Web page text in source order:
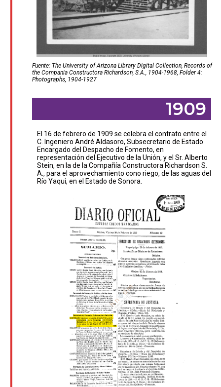
Fuente: The University of Arizona Library Digital Collection, Records of
the Compania Constructora Richardson, S.A., 1904-1968, Folder 4:
Photographs, 1904-1927
1909
El 16 de febrero de 1909 se celebra el contrato entre el
C. Ingeniero André Aldasoro, Subsecretario de Estado
Encargado del Despacho de Fomento, en
representación del Ejecutivo de la Unión, y el Sr. Alberto
Stein, en la de la Compañía Constructora Richardson S.
A., para el aprovechamiento cono riego, de las aguas del
Río Yaqui, en el Estado de Sonora.